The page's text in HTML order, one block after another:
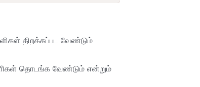
திறக்கப்பட வேண்டும்
தொடங்க வேண்டும் என்றும்